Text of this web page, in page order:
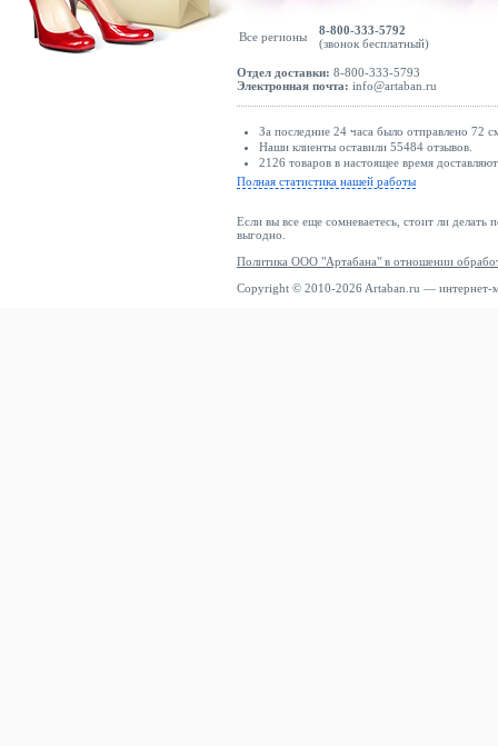
Все регионы
8-800-333-5792
(звонок бесплатный)
Отдел доставки: 8-800-333-5793
Электронная почта: info@artaban.ru
За последние 24 часа было отправлено 72
Наши клиенты оставили 55484 отзывов.
2126 товаров в настоящее время
Полная статистика нашей работы
Если вы все еще сомневаетесь, стоит ли делать
выгодно.
Политика ООО "Артабана" в отношении
Copyright © 2010-2026 Artaban.ru — интернет-